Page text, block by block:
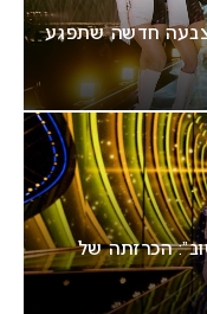
שיטת הצבעה חדשה שתפגע
הכרזתה של